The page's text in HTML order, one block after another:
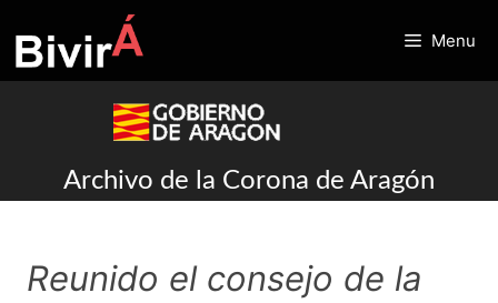
to
content
Menu
Archivo de la Corona de Aragón
Reunido el consejo de la